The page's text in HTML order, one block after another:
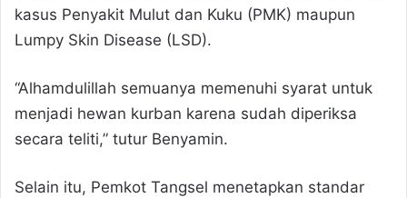
kasus Penyakit Mulut dan Kuku (PMK) maupun
Lumpy Skin Disease (LSD).
“Alhamdulillah semuanya memenuhi syarat untuk
menjadi hewan kurban karena sudah diperiksa
secara teliti,” tutur Benyamin.
Selain itu, Pemkot Tangsel menetapkan standar